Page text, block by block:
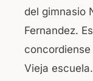
del gimnasio
Fernandez.
Vieja